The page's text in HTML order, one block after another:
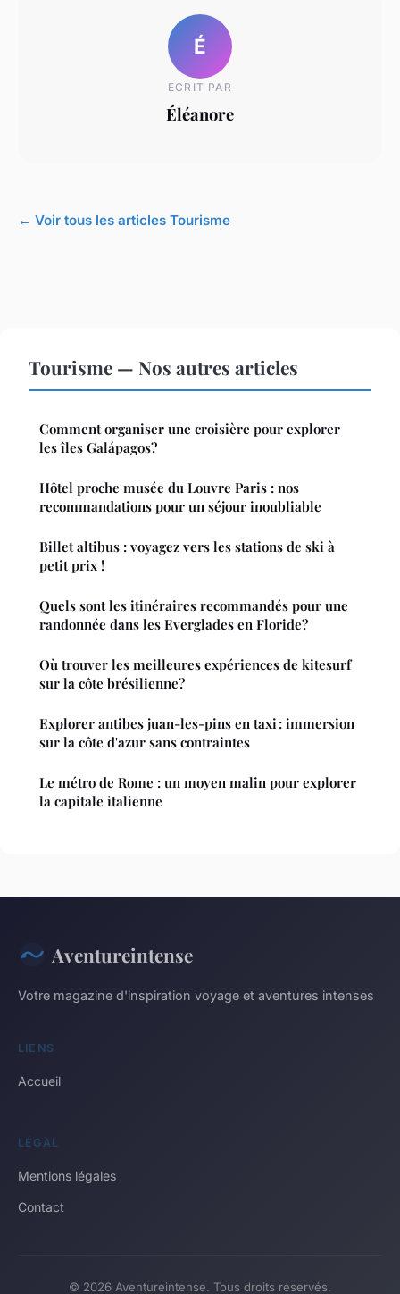
É
ECRIT PAR
Éléanore
← Voir tous les articles Tourisme
Tourisme — Nos autres articles
Comment organiser une croisière pour explorer
les îles Galápagos?
Hôtel proche musée du Louvre Paris : nos
recommandations pour un séjour inoubliable
Billet altibus : voyagez vers les stations de ski à
petit prix !
Quels sont les itinéraires recommandés pour une
randonnée dans les Everglades en Floride?
Où trouver les meilleures expériences de kitesurf
sur la côte brésilienne?
Explorer antibes juan-les-pins en taxi : immersion
sur la côte d'azur sans contraintes
Le métro de Rome : un moyen malin pour explorer
la capitale italienne
Aventureintense
Votre magazine d'inspiration voyage et aventures intenses
LIENS
Accueil
LÉGAL
Mentions légales
Contact
© 2026 Aventureintense. Tous droits réservés.